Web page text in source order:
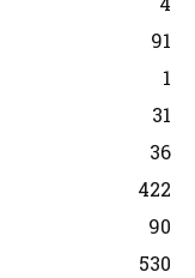
91
1
31
36
422
90
530